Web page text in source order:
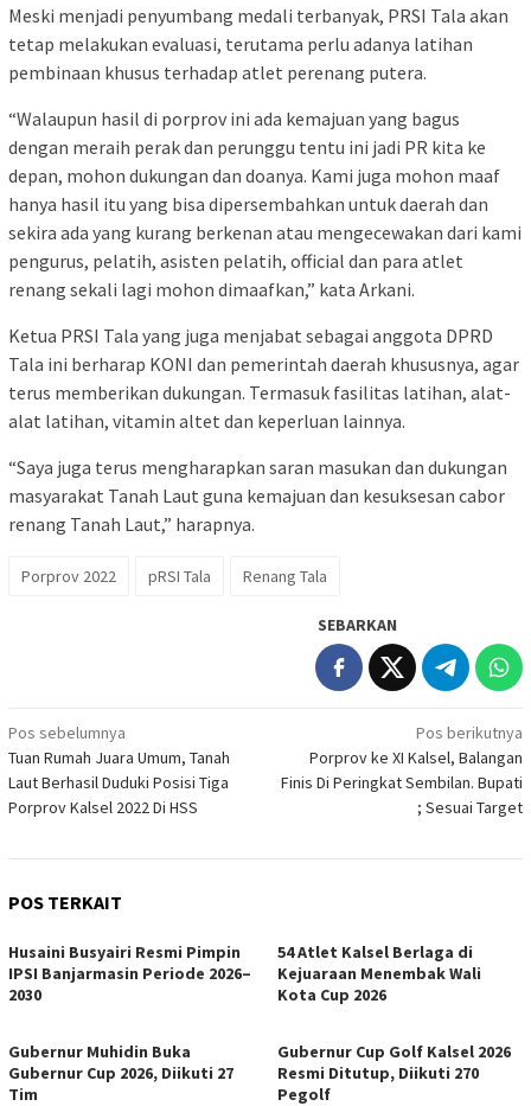
Meski menjadi penyumbang medali terbanyak, PRSI Tala akan
tetap melakukan evaluasi, terutama perlu adanya latihan
pembinaan khusus terhadap atlet perenang putera.
“Walaupun hasil di porprov ini ada kemajuan yang bagus
dengan meraih perak dan perunggu tentu ini jadi PR kita ke
depan, mohon dukungan dan doanya. Kami juga mohon maaf
hanya hasil itu yang bisa dipersembahkan untuk daerah dan
sekira ada yang kurang berkenan atau mengecewakan dari kami
pengurus, pelatih, asisten pelatih, official dan para atlet
renang sekali lagi mohon dimaafkan,” kata Arkani.
Ketua PRSI Tala yang juga menjabat sebagai anggota DPRD
Tala ini berharap KONI dan pemerintah daerah khususnya, agar
terus memberikan dukungan. Termasuk fasilitas latihan, alat-
alat latihan, vitamin altet dan keperluan lainnya.
“Saya juga terus mengharapkan saran masukan dan dukungan
masyarakat Tanah Laut guna kemajuan dan kesuksesan cabor
renang Tanah Laut,” harapnya.
Porprov 2022 pRSI Tala Renang Tala
SEBARKAN
Navigasi
pos
Pos sebelumnya
Tuan Rumah Juara Umum, Tanah
Laut Berhasil Duduki Posisi Tiga
Porprov Kalsel 2022 Di HSS
Pos berikutnya
Porprov ke XI Kalsel, Balangan
Finis Di Peringkat Sembilan. Bupati
; Sesuai Target
POS TERKAIT
Husaini Busyairi Resmi Pimpin
IPSI Banjarmasin Periode 2026–
2030
54 Atlet Kalsel Berlaga di
Kejuaraan Menembak Wali
Kota Cup 2026
Gubernur Muhidin Buka
Gubernur Cup 2026, Diikuti 27
Tim
Gubernur Cup Golf Kalsel 2026
Resmi Ditutup, Diikuti 270
Pegolf